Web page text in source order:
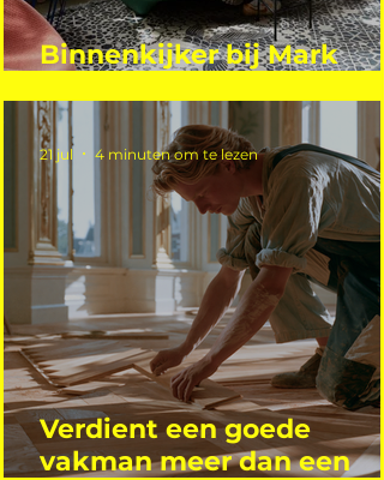
Binnenkijker bij Mark
Verdient een goede
vakman meer dan een
21 jul 4 minuten om te lezen